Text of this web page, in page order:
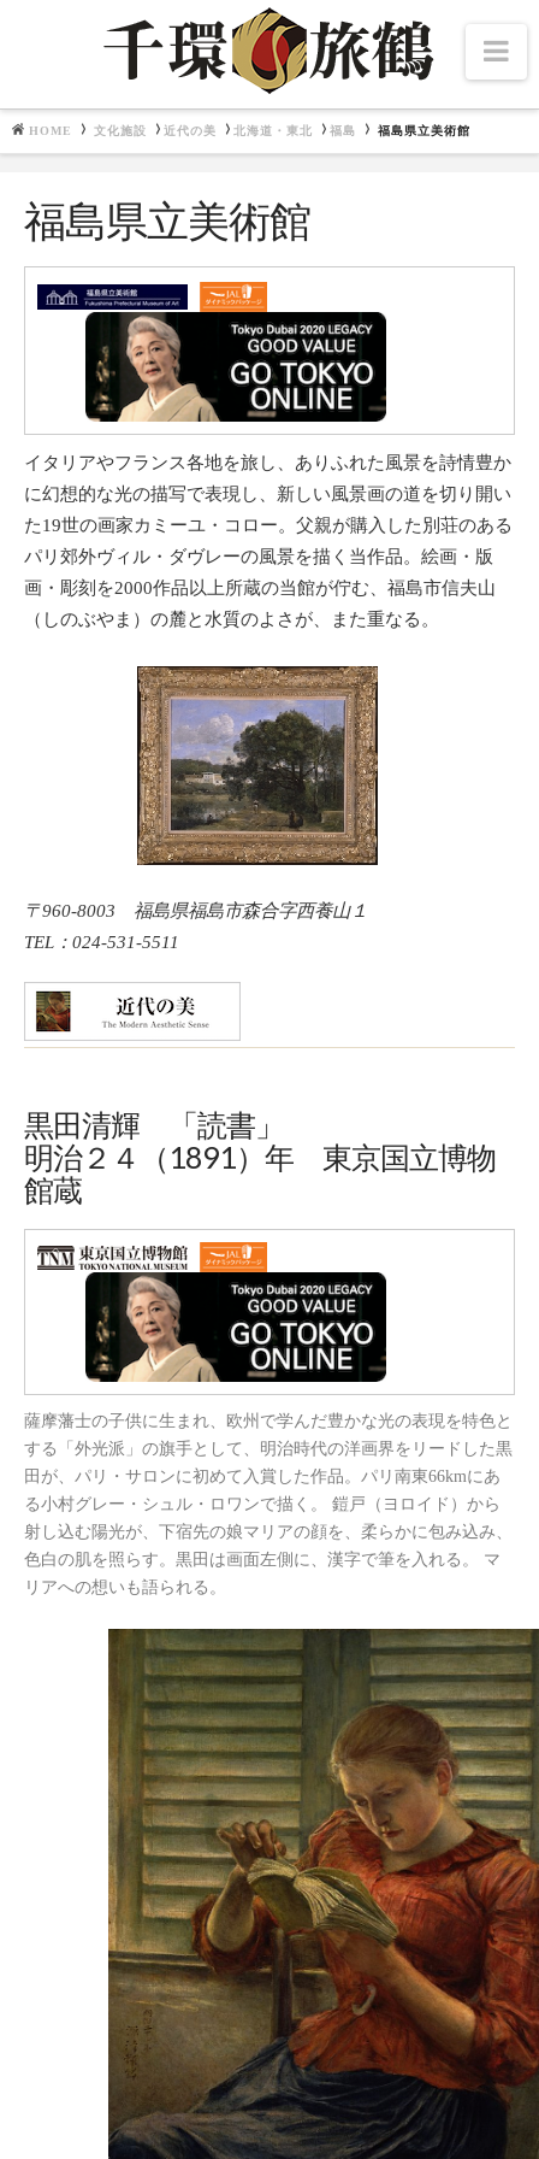
北海道・東北
関東
関西
中国・四国
千夜千冊
東博百選
HOME 文化施設 近代の美 北海道・東北 福島 福島県立美術館
福島県立美術館
イタリアやフランス各地を旅し、ありふれた風景を詩情豊か
に幻想的な光の描写で表現し、新しい風景画の道を切り開い
た19世の画家カミーユ・コロー。父親が購入した別荘のある
パリ郊外ヴィル・ダヴレーの風景を描く当作品。絵画・版
画・彫刻を2000作品以上所蔵の当館が佇む、福島市信夫山
（しのぶやま）の麓と水質のよさが、また重なる。
〒960-8003 福島県福島市森合字西養山１
TEL：024-531-5511
黒田清輝 「読書」
明治２４（1891）年 東京国立博物
館蔵
薩摩藩士の子供に生まれ、欧州で学んだ豊かな光の表現を特色と
する「外光派」の旗手として、明治時代の洋画界をリードした黒
田が、パリ・サロンに初めて入賞した作品。パリ南東66kmにあ
る小村グレー・シュル・ロワンで描く。 鎧戸（ヨロイド）から
射し込む陽光が、下宿先の娘マリアの顔を、柔らかに包み込み、
色白の肌を照らす。黒田は画面左側に、漢字で筆を入れる。 マ
リアへの想いも語られる。